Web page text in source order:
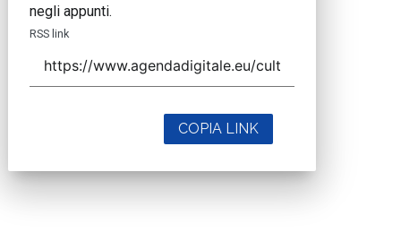
negli appunti.
RSS link
COPIA LINK